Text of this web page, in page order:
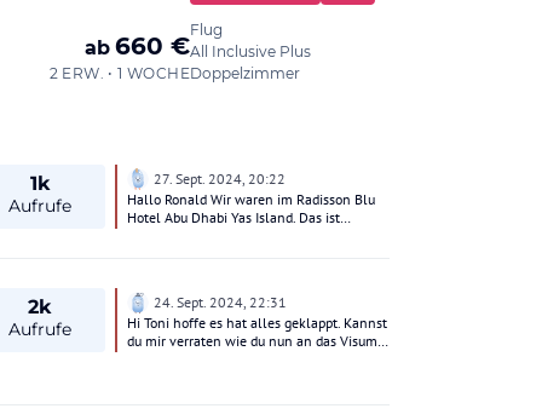
1k
Aufrufe
27. Sept. 2024, 20:22
Hallo Ronald Wir waren im Radisson Blu
Hotel Abu Dhabi Yas Island. Das ist
Theoretisch ist der Strand auch gut zu Fuss
erreichbar, sind ihn mit den Kindern
teilweise auch gelaufen. Lg Monika
2k
Aufrufe
24. Sept. 2024, 22:31
Hi Toni hoffe es hat alles geklappt. Kannst
du mir verraten wie du nun an das Visum